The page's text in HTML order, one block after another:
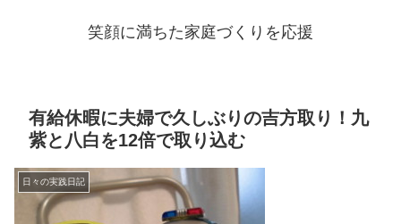
笑顔に満ちた家庭づくりを応援
有給休暇に夫婦で久しぶりの吉方取り！九
紫と八白を12倍で取り込む
日々の実践日記